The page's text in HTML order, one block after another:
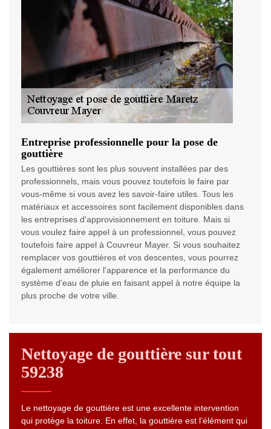
Entreprise professionnelle pour la pose de
gouttière
Les gouttières sont les plus souvent installées par des
professionnels, mais vous pouvez toutefois le faire par
vous-même si vous avez les savoir-faire utiles. Tous les
matériaux et accessoires sont facilement disponibles dans
les entreprises d'approvisionnement en toiture. Mais si
vous voulez faire appel à un professionnel, vous pouvez
toutefois faire appel à Couvreur Mayer. Si vous souhaitez
remplacer vos gouttières et vos descentes, vous pourrez
également améliorer l'apparence et la performance du
système d'eau de pluie en faisant appel à notre équipe la
plus proche de votre ville.
Nettoyage de gouttière sur tout
59238
Le nettoyage de gouttière est une excellente intervention
qui protège la toiture. En effet, la gouttière est l’élément qui